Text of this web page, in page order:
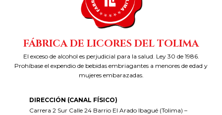
FÁBRICA DE LICORES DEL TOLIMA
El exceso de alcohol es perjudicial para la salud. Ley 30 de 1986.
Prohíbase el expendio de bebidas embriagantes a menores de edad y
mujeres embarazadas.
DIRECCIÓN (CANAL FÍSICO)
Carrera 2 Sur Calle 24 Barrio El Arado Ibagué (Tolima) –